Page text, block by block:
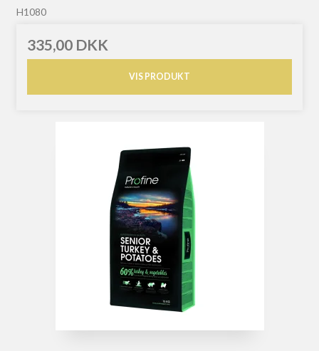
H1080
335,00 DKK
VIS PRODUKT